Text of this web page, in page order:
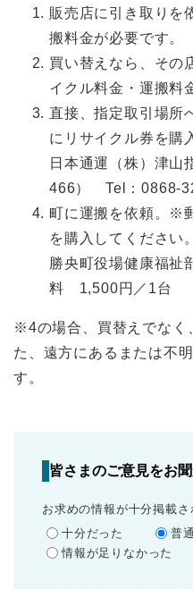
販売店に引き取りを
搬料金が必要です。
買い替えなら、その
イクル料金・運搬料
直接、指定取引場所
にリサイクル券を購
日本通運（株）津山
466） Tel：0868-
町に運搬を依頼。※
を購入してください。
勝央町役場健康福
料 1,500円／1台
※4の場合、買替えでなく
た、遠方にあるまたは不
す。
皆さまのご意見をお
お求めの情報が十分掲載さ
十分だった
普通
情報が足りなかった